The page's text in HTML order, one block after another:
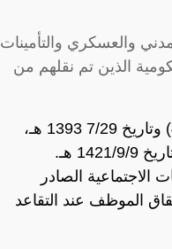
والعسكري والتأمينات
الذين تم نقلهم من
تم تعديل قانون التقاعد المدني الصادر بالمرسوم الملكي رقم (م / 41) وتاريخ 7/29 1393 هـ،
الاجتماعية الصادر
7/23 هـ، المتعلق باستحقاق الموظف عند التقاعد